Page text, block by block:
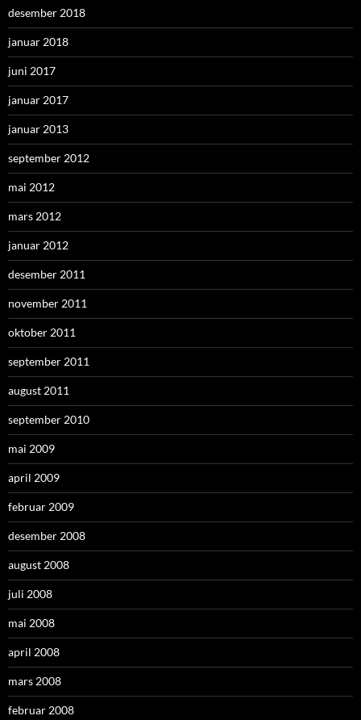
desember 2018
januar 2018
juni 2017
januar 2017
januar 2013
september 2012
mai 2012
mars 2012
januar 2012
desember 2011
november 2011
oktober 2011
september 2011
august 2011
september 2010
mai 2009
april 2009
februar 2009
desember 2008
august 2008
juli 2008
mai 2008
april 2008
mars 2008
februar 2008